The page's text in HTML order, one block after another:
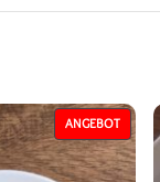
ANGEBOT